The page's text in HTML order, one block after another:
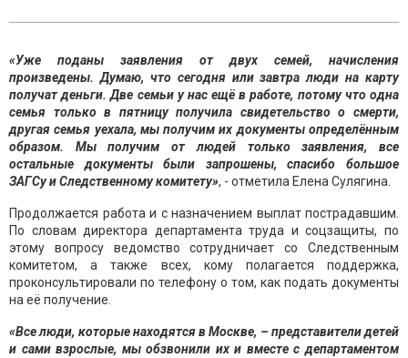
«Уже поданы заявления от двух семей, начисления
произведены. Думаю, что сегодня или завтра люди на карту
получат деньги. Две семьи у нас ещё в работе, потому что одна
семья только в пятницу получила свидетельство о смерти,
другая семья уехала, мы получим их документы определённым
образом. Мы получим от людей только заявления, все
остальные документы были запрошены, спасибо большое
ЗАГСу и Следственному комитету», - отметила Елена Сулягина.
Продолжается работа и с назначением выплат пострадавшим.
По словам директора департамента труда и соцзащиты, по
этому вопросу ведомство сотрудничает со Следственным
комитетом, а также всех, кому полагается поддержка,
проконсультировали по телефону о том, как подать документы
на её получение.
«Все люди, которые находятся в Москве, – представители детей
и сами взрослые, мы обзвонили их и вместе с департаментом